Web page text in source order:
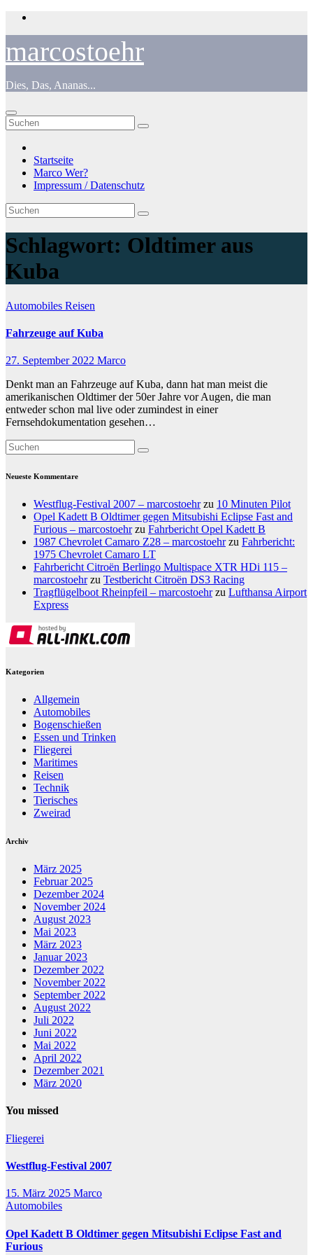
Zum
marcostoehr
Dies, Das, Ananas...
Startseite
Marco Wer?
Impressum / Datenschutz
Schlagwort: Oldtimer aus
Kuba
Automobiles Reisen
Fahrzeuge auf Kuba
27. September 2022 Marco
Denkt man an Fahrzeuge auf Kuba, dann hat man meist die
amerikanischen Oldtimer der 50er Jahre vor Augen, die man
entweder schon mal live oder zumindest in einer
Fernsehdokumentation gesehen…
Neueste Kommentare
Westflug-Festival 2007 – marcostoehrzu 10 Minuten Pilot
Opel Kadett B Oldtimer gegen Mitsubishi Eclipse Fast and
Furious – marcostoehrzu Fahrbericht Opel Kadett B
1987 Chevrolet Camaro Z28 – marcostoehrzu Fahrbericht:
1975 Chevrolet Camaro LT
Fahrbericht Citroën Berlingo Multispace XTR HDi 115 –
marcostoehrzu Testbericht Citroën DS3 Racing
Tragflügelboot Rheinpfeil – marcostoehrzu Lufthansa Airport
Express
Kategorien
Allgemein
Automobiles
Bogenschießen
Essen und Trinken
Fliegerei
Maritimes
Reisen
Technik
Tierisches
Zweirad
Archiv
März 2025
Februar 2025
Dezember 2024
November 2024
August 2023
Mai 2023
März 2023
Januar 2023
Dezember 2022
November 2022
September 2022
August 2022
Juli 2022
Juni 2022
Mai 2022
April 2022
Dezember 2021
März 2020
You missed
Fliegerei
Westflug-Festival 2007
15. März 2025 Marco
Automobiles
Opel Kadett B Oldtimer gegen Mitsubishi Eclipse Fast and
Furious